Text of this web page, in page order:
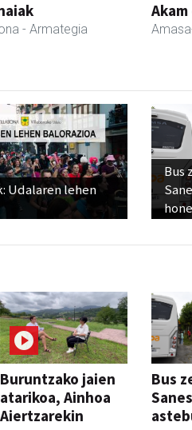
- Armategia
Udalaren lehen
Bus
Buruntzako jaien
atarikoa, Ainhoa
Aiertzarekin
Bus